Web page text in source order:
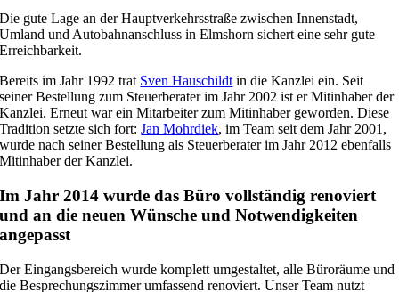
Die gute Lage an der Hauptverkehrsstraße zwischen Innenstadt,
Umland und Autobahnanschluss in Elmshorn sichert eine sehr gute
Erreichbarkeit.
Bereits im Jahr 1992 trat Sven Hauschildt in die Kanzlei ein. Seit
seiner Bestellung zum Steuerberater im Jahr 2002 ist er Mitinhaber der
Kanzlei. Erneut war ein Mitarbeiter zum Mitinhaber geworden. Diese
Tradition setzte sich fort:Jan Mohrdiek, im Team seit dem Jahr 2001,
wurde nach seiner Bestellung als Steuerberater im Jahr 2012 ebenfalls
Mitinhaber der Kanzlei.
Im Jahr 2014 wurde das Büro vollständig renoviert
und an die neuen Wünsche und Notwendigkeiten
angepasst
Der Eingangsbereich wurde komplett umgestaltet, alle Büroräume und
die Besprechungszimmer umfassend renoviert. Unser Team nutzt